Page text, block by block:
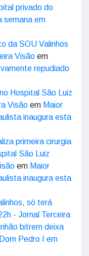
privado do
semana em
da SOU Valinhos
Visão em
repudiado
Hospital São Luiz
Visão em Maior
inaugura esta
primeira cirurgia
São Luiz
em Maior
inaugura esta
só terá
- Jornal Terceira
bitrem deixa
Pedro I em